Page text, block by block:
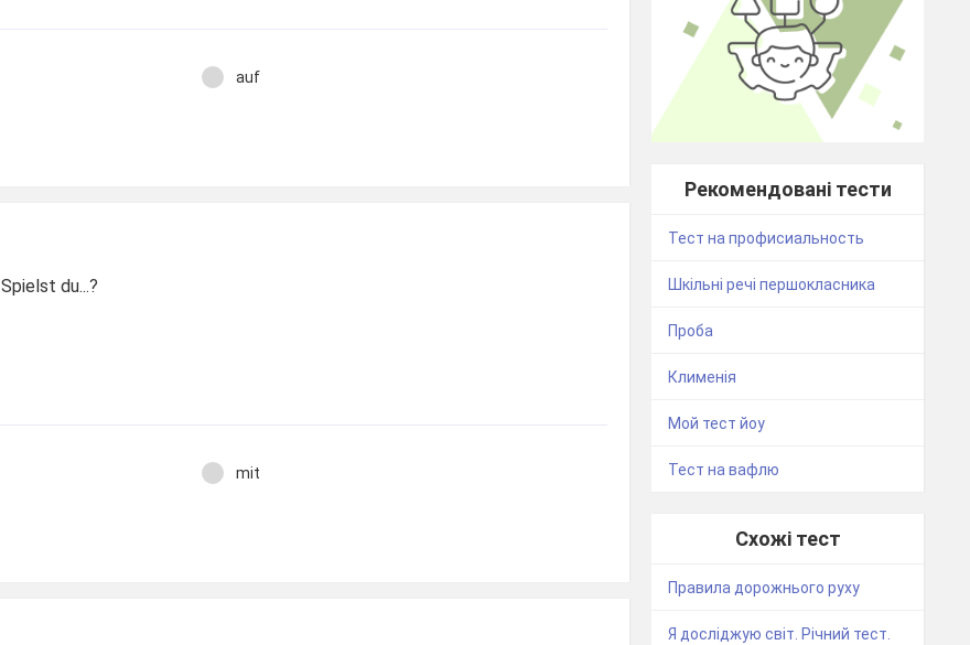
auf
Spielst du...?
mit
Рекомендовані тести
Тест на профисиальность
Шкільні речі першокласника
Проба
Клименія
Мой тест йоу
Тест на вафлю
Схожі тест
Правила дорожнього руху
Я досліджую світ. Річний тест.